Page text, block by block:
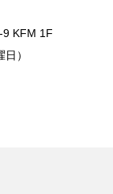
9 KFM 1F
）